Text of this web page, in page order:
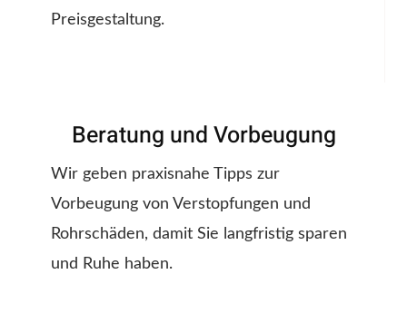
Preisgestaltung.
Beratung und Vorbeugung
Wir geben praxisnahe Tipps zur
Vorbeugung von Verstopfungen und
Rohrschäden, damit Sie langfristig sparen
und Ruhe haben.